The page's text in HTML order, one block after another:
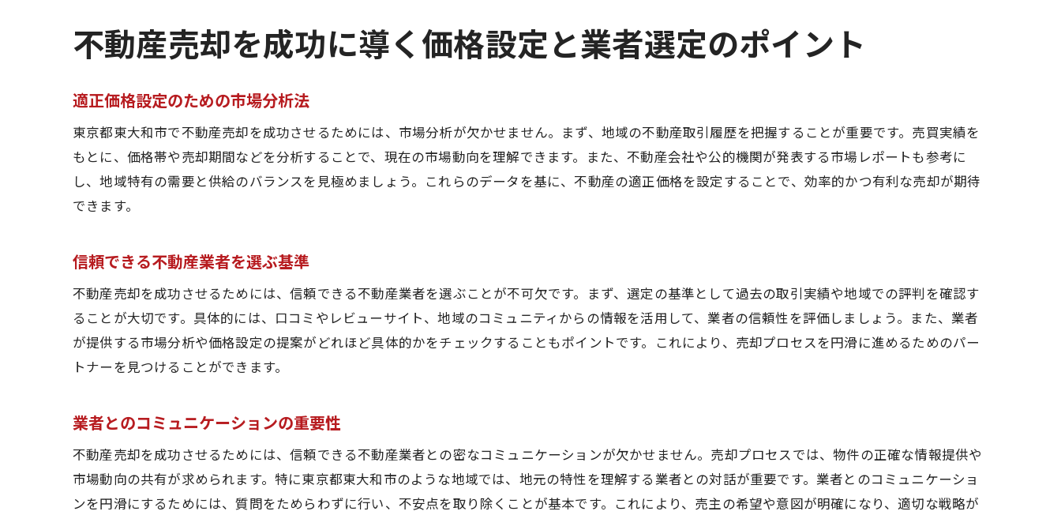
透明性のある取引を確立するステップ
顧客満足度を高めるコミュニケーション
成功した顧客の声を活かす方法
不動産売却時に押さえておきたい東京都東大和市の市場動向
最新の市場動向を理解するための情報源
市場動向に基づいた価格調整のタイミング
長期的な市場予測と戦略立案
不動産売却を成功に導く価格設定と業者選定のポイント
適正価格設定のための市場分析法
東京都東大和市で不動産売却を成功させるためには、市場分析が欠かせません。まず、地域の不動産取引履歴を把握することが重要です。売買実績を
もとに、価格帯や売却期間などを分析することで、現在の市場動向を理解できます。また、不動産会社や公的機関が発表する市場レポートも参考に
し、地域特有の需要と供給のバランスを見極めましょう。これらのデータを基に、不動産の適正価格を設定することで、効率的かつ有利な売却が期待
できます。
信頼できる不動産業者を選ぶ基準
不動産売却を成功させるためには、信頼できる不動産業者を選ぶことが不可欠です。まず、選定の基準として過去の取引実績や地域での評判を確認す
ることが大切です。具体的には、口コミやレビューサイト、地域のコミュニティからの情報を活用して、業者の信頼性を評価しましょう。また、業者
が提供する市場分析や価格設定の提案がどれほど具体的かをチェックすることもポイントです。これにより、売却プロセスを円滑に進めるためのパー
トナーを見つけることができます。
業者とのコミュニケーションの重要性
不動産売却を成功させるためには、信頼できる不動産業者との密なコミュニケーションが欠かせません。売却プロセスでは、物件の正確な情報提供や
市場動向の共有が求められます。特に東京都東大和市のような地域では、地元の特性を理解する業者との対話が重要です。業者とのコミュニケーショ
ンを円滑にするためには、質問をためらわずに行い、不安点を取り除くことが基本です。これにより、売主の希望や意図が明確になり、適切な戦略が